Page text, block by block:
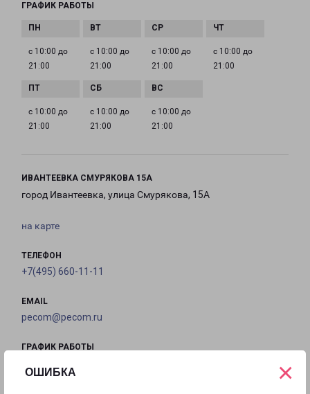
ОШИБКА ×
ГРАФИК РАБОТЫ
с 10:00 до
21:00
с 10:00 до
21:00
с 10:00 до
21:00
с 10:00 до
21:00
с 10:00 до
21:00
с 10:00 до
21:00
с 10:00 до
21:00
ИВАНТЕЕВКА СМУРЯКОВА 15А
город Ивантеевка, улица Смурякова, 15А
на карте
ТЕЛЕФОН
+7(495) 660-11-11
EMAIL
pecom@pecom.ru
ГРАФИК РАБОТЫ